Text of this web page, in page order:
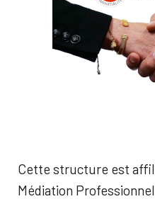
Cette structure est
Médiation